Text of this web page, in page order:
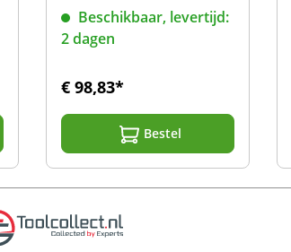
Beschikbaar, levertijd:
2 dagen
€ 98,83*
Bestel